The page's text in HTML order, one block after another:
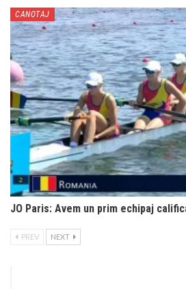
CANOTAJ
JO Paris: Avem un prim echipaj
PREV NEXT